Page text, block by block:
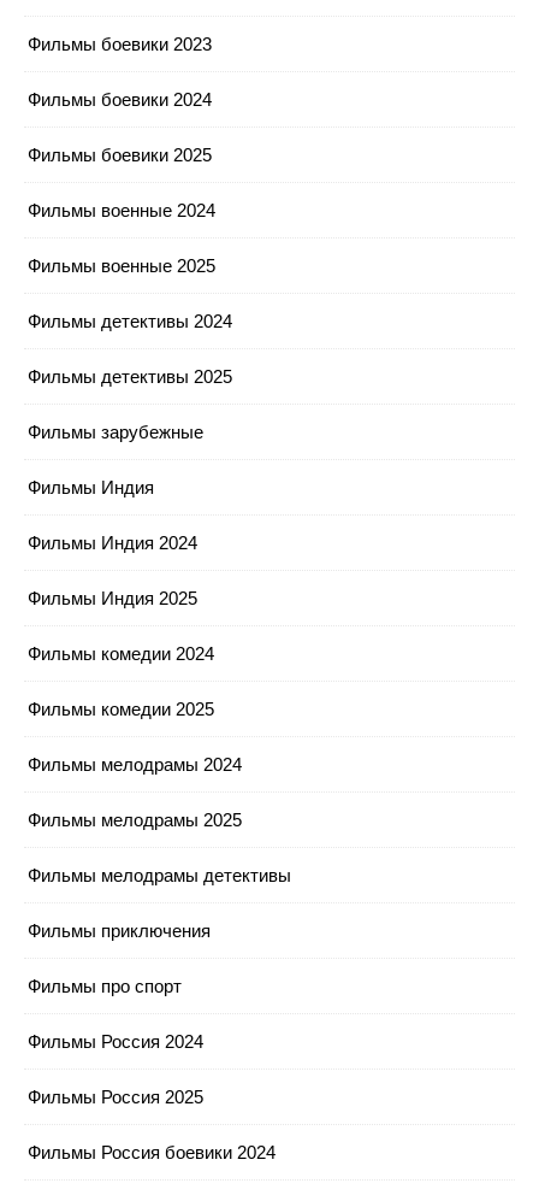
Фильмы боевики 2023
Фильмы боевики 2024
Фильмы боевики 2025
Фильмы военные 2024
Фильмы военные 2025
Фильмы детективы 2024
Фильмы детективы 2025
Фильмы зарубежные
Фильмы Индия
Фильмы Индия 2024
Фильмы Индия 2025
Фильмы комедии 2024
Фильмы комедии 2025
Фильмы мелодрамы 2024
Фильмы мелодрамы 2025
Фильмы мелодрамы детективы
Фильмы приключения
Фильмы про спорт
Фильмы Россия 2024
Фильмы Россия 2025
Фильмы Россия боевики 2024